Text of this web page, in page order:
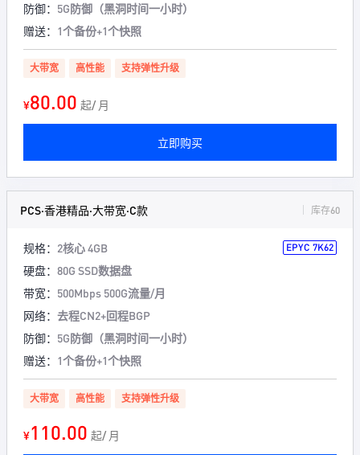
防御： 5G防御（黑洞时间一小时）
赠送： 1个备份+1个快照
大带宽 高性能 支持弹性升级
¥80.00 起/ 月
立即购买
PCS·香港精品·大带宽·C款 库存60
规格： 2核心 4GB EPYC 7K62
硬盘： 80G SSD数据盘
带宽： 500Mbps 500G流量/月
网络： 去程CN2+回程BGP
防御： 5G防御（黑洞时间一小时）
赠送： 1个备份+1个快照
大带宽 高性能 支持弹性升级
¥110.00 起/ 月